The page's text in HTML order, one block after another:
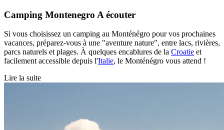
Camping Montenegro A écouter
Si vous choisissez un camping au Monténégro pour vos prochaines
vacances, préparez-vous à une "aventure nature", entre lacs, rivières,
parcs naturels et plages. À quelques encablures de la Croatie et
facilement accessible depuis l'Italie, le Monténégro vous attend !
Lire la suite